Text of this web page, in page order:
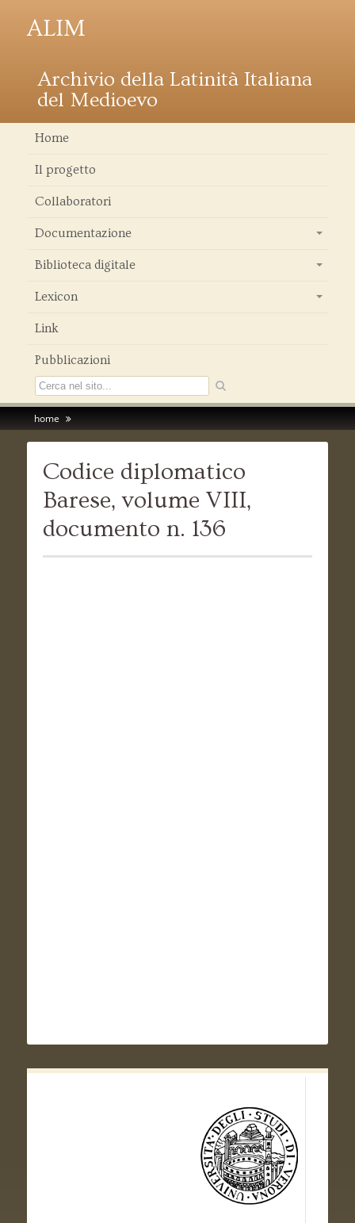
ALIM
Archivio della Latinità Italiana
del Medioevo
Home
Il progetto
Collaboratori
Documentazione
Biblioteca digitale
Lexicon
Link
Pubblicazioni
home
Codice diplomatico
Barese, volume VIII,
documento n. 136